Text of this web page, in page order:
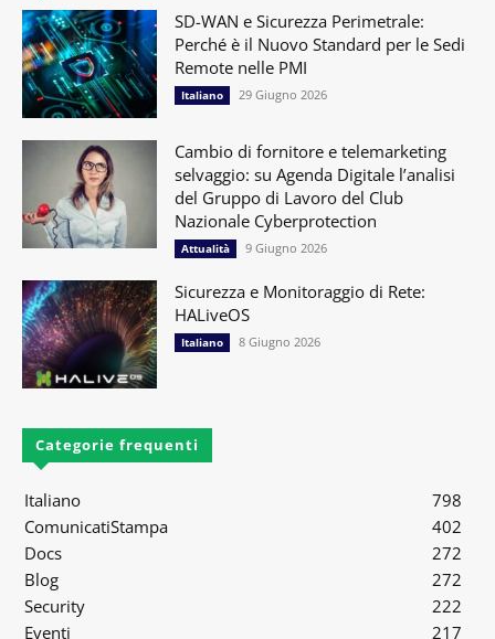
SD-WAN e Sicurezza Perimetrale:
Perché è il Nuovo Standard per le Sedi
Remote nelle PMI
Italiano 29 Giugno 2026
Cambio di fornitore e telemarketing
selvaggio: su Agenda Digitale l’analisi
del Gruppo di Lavoro del Club
Nazionale Cyberprotection
Attualità 9 Giugno 2026
Sicurezza e Monitoraggio di Rete:
HALiveOS
Italiano 8 Giugno 2026
Categorie frequenti
Italiano
798
ComunicatiStampa
402
Docs
272
Blog
272
Security
222
Eventi
217